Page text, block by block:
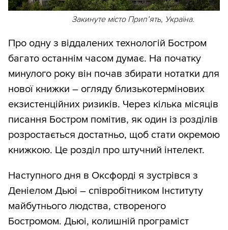
Закинуте місто Прип’ять, Україна.
Про одну з віддалених технологій Бостром
багато останнім часом думає. На початку
минулого року він почав збирати нотатки для
нової книжки – огляду близькотермінових
екзистенційних ризиків. Через кілька місяців
писання Бостром помітив, як один із розділів
розростається достатньо, щоб стати окремою
книжкою. Це розділ про штучний інтелект.
Наступного дня в Оксфорді я зустрівся з
Деніелом Дьюі – співробітником Інституту
майбутнього людства, створеного
Бостромом. Дьюі, колишній програміст